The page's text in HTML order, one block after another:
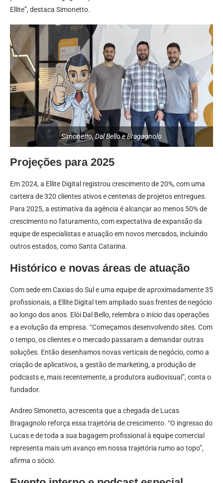
Ellite”, destaca Simonetto.
Simonetto, Dal Bello e Bragagnolo
Projeções para 2025
Em 2024, a Ellite Digital registrou crescimento de 20%, com uma
carteira de 320 clientes ativos e centenas de projetos entregues.
Para 2025, a estimativa da agência é alcançar ao menos 50% de
crescimento no faturamento, com expectativa de expansão da
equipe de especialistas e atuação em novos mercados, incluindo
outros estados, como Santa Catarina.
Histórico e novas áreas de atuação
Com sede em Caxias do Sul e uma equipe de aproximadamente 35
profissionais, a Ellite Digital tem ampliado suas frentes de negócio
ao longo dos anos. Elói Dal Bello, relembra o início das operações
e a evolução da empresa. “Começamos desenvolvendo sites. Com
o tempo, os clientes e o mercado passaram a demandar outras
soluções. Então desenhamos novas verticais de negócio, como a
criação de aplicativos, a gestão de marketing, a produção de
podcasts e, mais recentemente, a produtora audiovisual”, conta o
fundador.
Andreo Simonetto, acrescenta que a chegada de Lucas
Bragagnolo reforça essa trajetória de crescimento. “O ingresso do
Lucas e de toda a sua bagagem profissional à equipe comercial
representa mais um avanço em nossa trajetória rumo ao topo”,
afirma o sócio.